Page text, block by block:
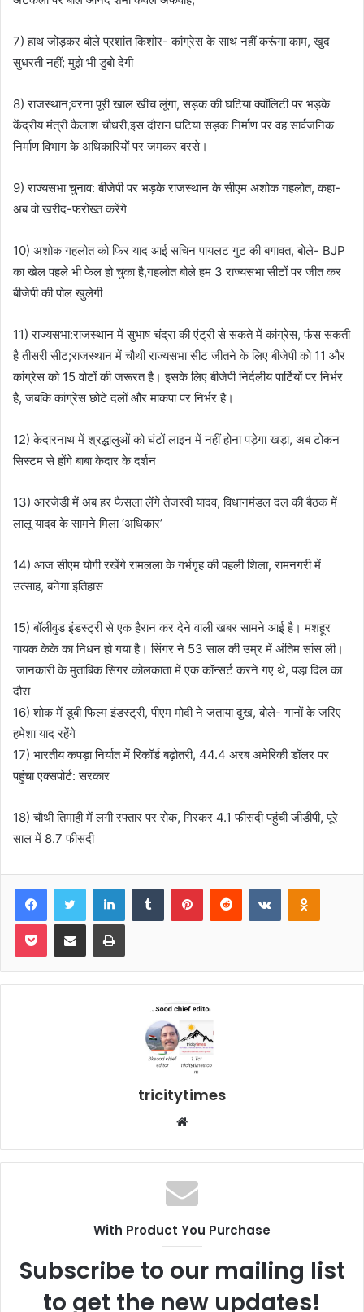
7) हाथ जोड़कर बोले प्रशांत किशोर- कांग्रेस के साथ नहीं करूंगा काम, खुद
सुधरती नहीं; मुझे भी डुबो देगी
8) राजस्थान;वरना पूरी खाल खींच लूंगा, सड़क की घटिया क्वॉलिटी पर भड़के
केंद्रीय मंत्री कैलाश चौधरी,इस दौरान घटिया सड़क निर्माण पर वह सार्वजनिक
निर्माण विभाग के अधिकारियों पर जमकर बरसे।
9) राज्यसभा चुनाव: बीजेपी पर भड़के राजस्थान के सीएम अशोक गहलोत, कहा-
अब वो खरीद-फरोख्त करेंगे
10) अशोक गहलोत को फिर याद आई सचिन पायलट गुट की बगावत, बोले- BJP
का खेल पहले भी फेल हो चुका है,गहलोत बोले हम 3 राज्यसभा सीटों पर जीत कर
बीजेपी की पोल खुलेगी
11) राज्यसभा:राजस्थान में सुभाष चंद्रा की एंट्री से सकते में कांग्रेस, फंस सकती
है तीसरी सीट;राजस्थान में चौथी राज्यसभा सीट जीतने के लिए बीजेपी को 11 और
कांग्रेस को 15 वोटों की जरूरत है। इसके लिए बीजेपी निर्दलीय पार्टियों पर निर्भर
है, जबकि कांग्रेस छोटे दलों और माकपा पर निर्भर है।
12) केदारनाथ में श्रद्धालुओं को घंटों लाइन में नहीं होना पड़ेगा खड़ा, अब टोकन
सिस्टम से होंगे बाबा केदार के दर्शन
13) आरजेडी में अब हर फैसला लेंगे तेजस्वी यादव, विधानमंडल दल की बैठक में
लालू यादव के सामने मिला ‘अधिकार’
14) आज सीएम योगी रखेंगे रामलला के गर्भगृह की पहली शिला, रामनगरी में
उत्साह, बनेगा इतिहास
15) बॉलीवुड इंडस्ट्री से एक हैरान कर देने वाली खबर सामने आई है। मशहूर
गायक केके का निधन हो गया है। सिंगर ने 53 साल की उम्र में अंतिम सांस ली।
जानकारी के मुताबिक सिंगर कोलकाता में एक कॉन्सर्ट करने गए थे, पडा़ दिल का
दौरा
16) शोक में डूबी फिल्म इंडस्ट्री, पीएम मोदी ने जताया दुख, बोले- गानों के जरिए
हमेशा याद रहेंगे
17) भारतीय कपड़ा निर्यात में रिकॉर्ड बढ़ोतरी, 44.4 अरब अमेरिकी डॉलर पर
पहुंचा एक्सपोर्ट: सरकार
18) चौथी तिमाही में लगी रफ्तार पर रोक, गिरकर 4.1 फीसदी पहुंची जीडीपी, पूरे
साल में 8.7 फीसदी
FacebookTwitter LinkedInTumblr PinterestReddit VKontakte
Pocket Share via Email Print
tricitytimes
Website
With Product You Purchase
Subscribe to our mailing list
to get the new updates!